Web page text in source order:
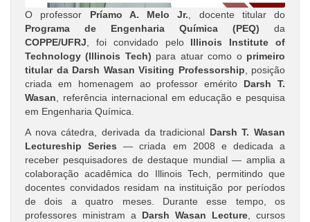
O professor Príamo A. Melo Jr., docente titular do
Programa de Engenharia Química (PEQ) da
COPPE/UFRJ, foi convidado pelo Illinois Institute of
Technology (Illinois Tech) para atuar como o primeiro
titular da Darsh Wasan Visiting Professorship, posição
criada em homenagem ao professor emérito Darsh T.
Wasan, referência internacional em educação e pesquisa
em Engenharia Química.
A nova cátedra, derivada da tradicional Darsh T. Wasan
Lectureship Series — criada em 2008 e dedicada a
receber pesquisadores de destaque mundial — amplia a
colaboração acadêmica do Illinois Tech, permitindo que
docentes convidados residam na instituição por períodos
de dois a quatro meses. Durante esse tempo, os
professores ministram a Darsh Wasan Lecture, cursos